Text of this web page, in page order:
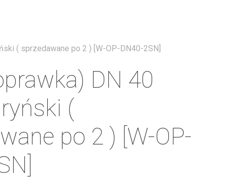
( sprzedawane po 2 ) [W-OP-DN40-2SN]
DN 40
(
po 2 ) [W-OP-